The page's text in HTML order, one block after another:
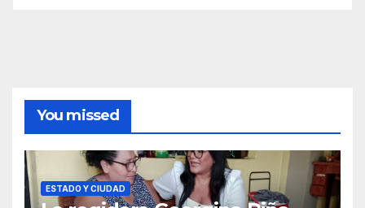
You missed
ESTADO Y CIUDAD